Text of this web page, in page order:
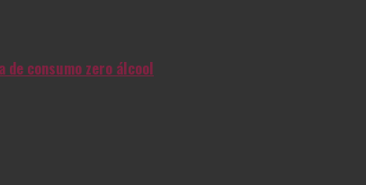
de consumo zero álcool